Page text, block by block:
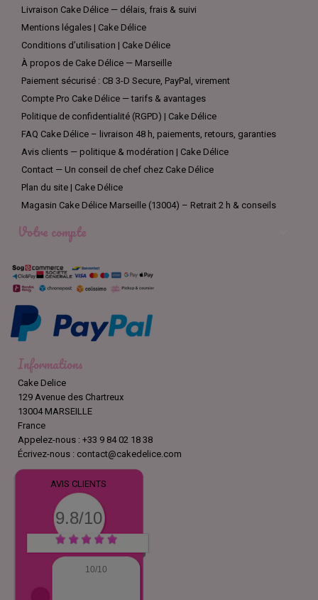
Livraison Cake Délice — délais, frais & suivi
Mentions légales | Cake Délice
Conditions d’utilisation | Cake Délice
À propos de Cake Délice — Marseille
Paiement sécurisé : CB 3-D Secure, PayPal, virement
Compte Pro Cake Délice — tarifs & avantages
Politique de confidentialité (RGPD) | Cake Délice
FAQ Cake Délice – livraison 48 h, paiements, retours, garanties
Avis clients — politique & modération | Cake Délice
Contact — Un conseil de chef chez Cake Délice
Plan du site | Cake Délice
Magasin Cake Délice Marseille (13004) – Retrait 2 h & conseils
Votre compte
Informations
Cake Delice
129 Avenue des Chartreux
13004 MARSEILLE
France
Appelez-nous : +33 9 84 02 18 38
Écrivez-nous : contact@cakedelice.com
AVIS CLIENTS
9.8/10
10/10